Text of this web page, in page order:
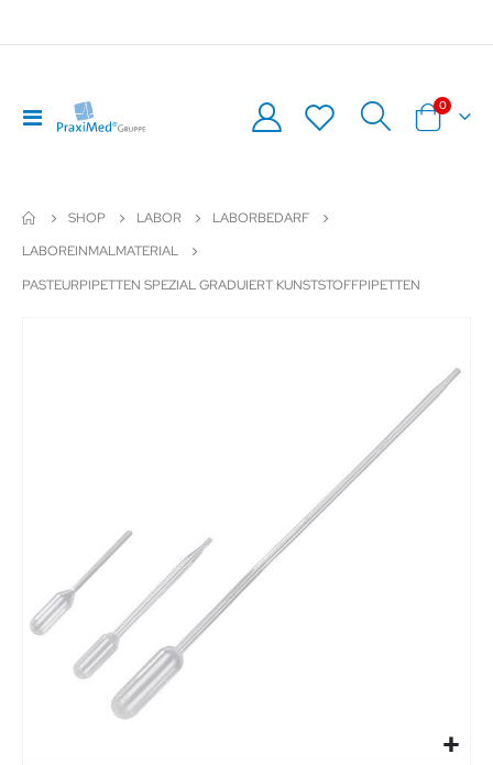
Navigation
umschalten
Warenkorb
0Artikel
SHOP LABOR
LABORBEDARF
LABOREINMALMATERIAL
PASTEURPIPETTEN SPEZIAL GRADUIERT KUNSTSTOFFPIPETTEN